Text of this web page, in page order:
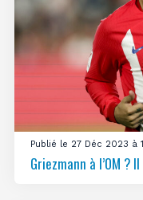
Publié le 27 Déc 2023 à
Griezmann à l’OM ?